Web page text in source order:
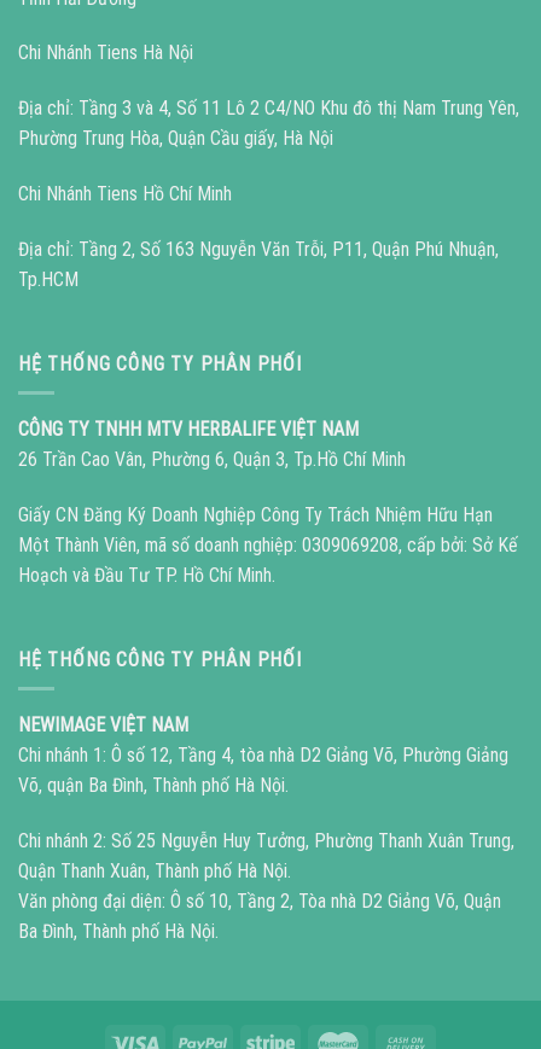
Chi Nhánh Tiens Hà Nội
Địa chỉ: Tầng 3 và 4, Số 11 Lô 2 C4/NO Khu đô thị Nam Trung Yên,
Phường Trung Hòa, Quận Cầu giấy, Hà Nội
Chi Nhánh Tiens Hồ Chí Minh
Địa chỉ: Tầng 2, Số 163 Nguyễn Văn Trỗi, P11, Quận Phú Nhuận,
Tp.HCM
HỆ THỐNG CÔNG TY PHÂN PHỐI
CÔNG TY TNHH MTV HERBALIFE VIỆT NAM
26 Trần Cao Vân, Phường 6, Quận 3, Tp.Hồ Chí Minh
Giấy CN Đăng Ký Doanh Nghiệp Công Ty Trách Nhiệm Hữu Hạn
Một Thành Viên, mã số doanh nghiệp: 0309069208, cấp bởi: Sở Kế
Hoạch và Đầu Tư TP. Hồ Chí Minh.
HỆ THỐNG CÔNG TY PHÂN PHỐI
NEWIMAGE VIỆT NAM
Chi nhánh 1: Ô số 12, Tầng 4, tòa nhà D2 Giảng Võ, Phường Giảng
Võ, quận Ba Đình, Thành phố Hà Nội.
Chi nhánh 2: Số 25 Nguyễn Huy Tưởng, Phường Thanh Xuân Trung,
Quận Thanh Xuân, Thành phố Hà Nội.
Văn phòng đại diện: Ô số 10, Tầng 2, Tòa nhà D2 Giảng Võ, Quận
Ba Đình, Thành phố Hà Nội.